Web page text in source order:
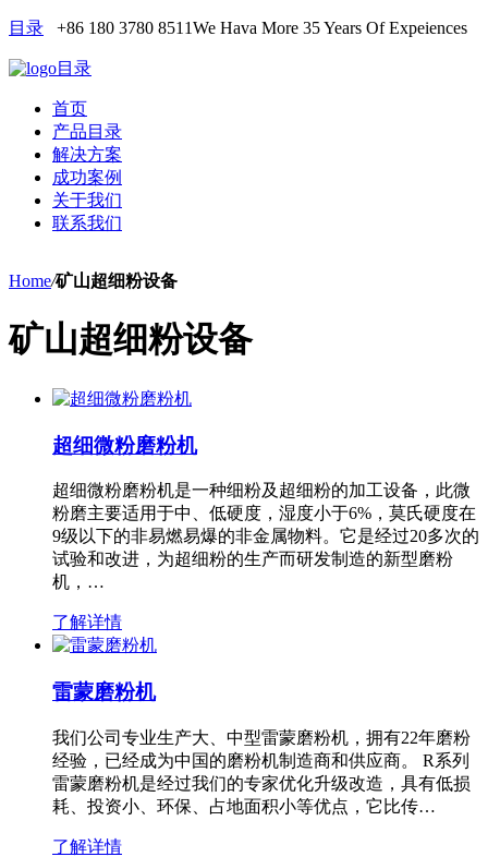
目录 +86 180 3780 8511We Hava More 35 Years Of Expeiences
目录
首页
产品目录
解决方案
成功案例
关于我们
联系我们
Home/矿山超细粉设备
矿山超细粉设备
超细微粉磨粉机
超细微粉磨粉机是一种细粉及超细粉的加工设备，此微
粉磨主要适用于中、低硬度，湿度小于6%，莫氏硬度在
9级以下的非易燃易爆的非金属物料。它是经过20多次的
试验和改进，为超细粉的生产而研发制造的新型磨粉
机，…
了解详情
雷蒙磨粉机
我们公司专业生产大、中型雷蒙磨粉机，拥有22年磨粉
经验，已经成为中国的磨粉机制造商和供应商。 R系列
雷蒙磨粉机是经过我们的专家优化升级改造，具有低损
耗、投资小、环保、占地面积小等优点，它比传…
了解详情